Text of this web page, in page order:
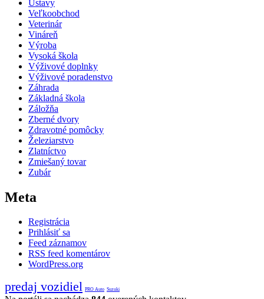
Ústavy
Veľkoobchod
Veterinár
Vináreň
Výroba
Vysoká škola
Výživové doplnky
Výživové poradenstvo
Záhrada
Základná škola
Záložňa
Zberné dvory
Zdravotné pomôcky
Železiarstvo
Zlatníctvo
Zmiešaný tovar
Zubár
Meta
Registrácia
Prihlásiť sa
Feed záznamov
RSS feed komentárov
WordPress.org
predaj vozidiel PRO Auto Suzuki